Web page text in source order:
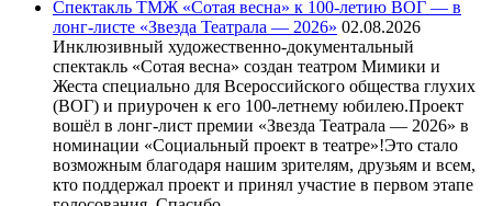
Спектакль ТМЖ «Сотая весна» к 100-летию ВОГ — в
лонг-листе «Звезда Театрала — 2026» 02.08.2026
Инклюзивный художественно-документальный
спектакль «Сотая весна» создан театром Мимики и
Жеста специально для Всероссийского общества глухих
(ВОГ) и приурочен к его 100-летнему юбилею.Проект
вошёл в лонг-лист премии «Звезда Театрала — 2026» в
номинации «Социальный проект в театре»!Это стало
возможным благодаря нашим зрителям, друзьям и всем,
кто поддержал проект и принял участие в первом этапе